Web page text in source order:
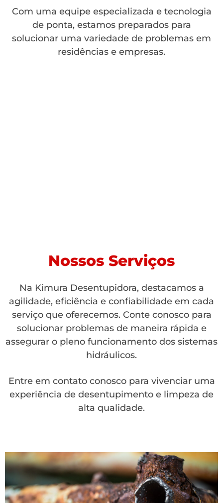
Com uma equipe especializada e tecnologia
de ponta, estamos preparados para
solucionar uma variedade de problemas em
residências e empresas.
Nossos Serviços
Na Kimura Desentupidora, destacamos a
agilidade, eficiência e confiabilidade em cada
serviço que oferecemos. Conte conosco para
solucionar problemas de maneira rápida e
assegurar o pleno funcionamento dos sistemas
hidráulicos.
Entre em contato conosco para vivenciar uma
experiência de desentupimento e limpeza de
alta qualidade.